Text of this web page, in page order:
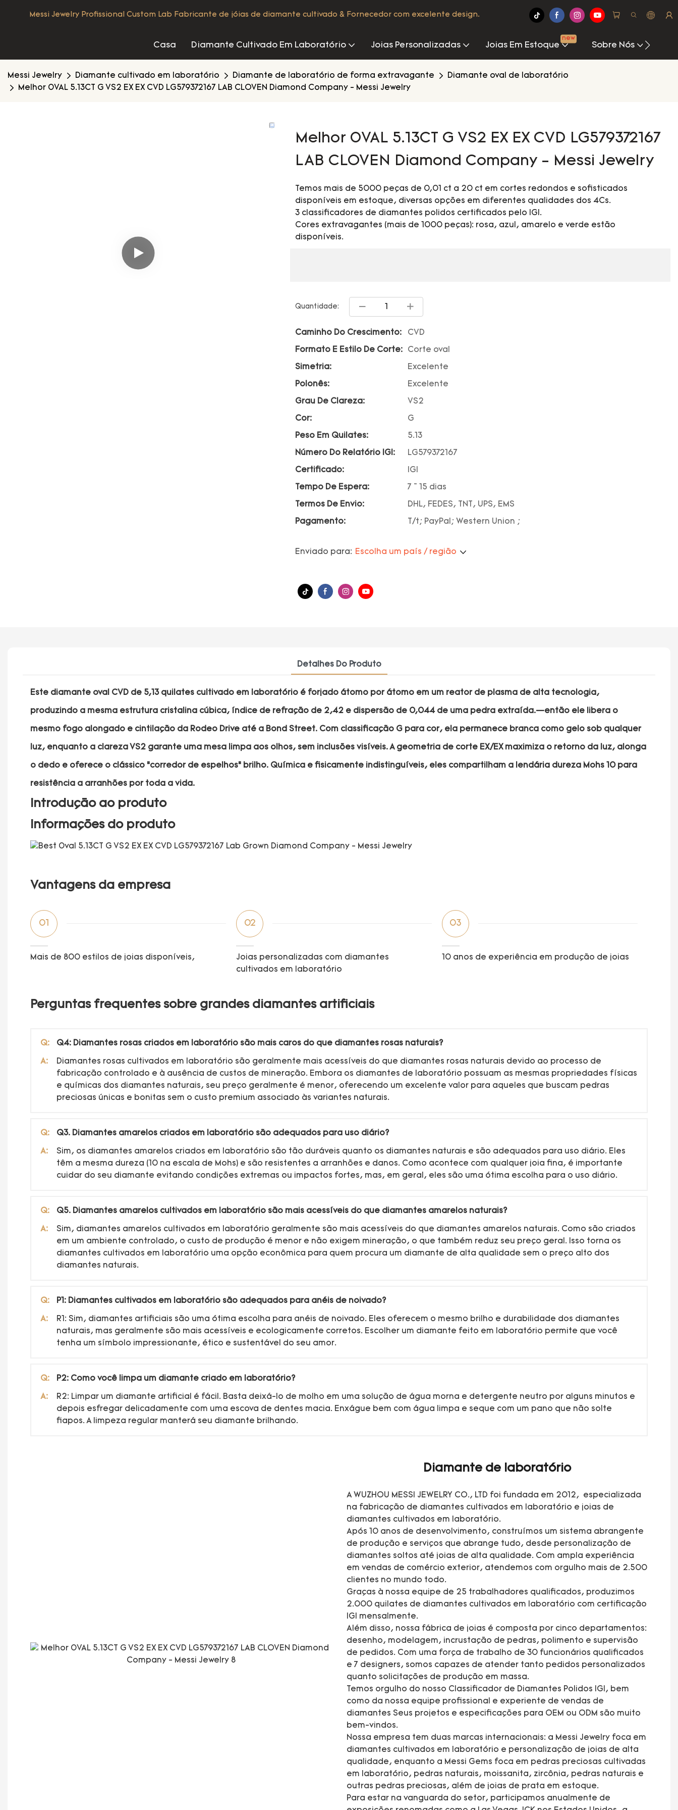
Messi Jewelry Profissional Custom Lab Fabricante de jóias de diamante cultivado & Fornecedor com excelente design.
Casa Diamante Cultivado Em Laboratório Joias Personalizadas Joias Em Estoque
new
Sobre Nós
Messi Jewelry Diamante cultivado em laboratório Diamante de laboratório de forma extravagante
Diamante oval de laboratório
Melhor 0VAL 5.13CT G VS2 EX EX CVD LG579372167 LAB CLOVEN Diamond Company - Messi Jewelry
Melhor 0VAL 5.13CT G VS2 EX EX CVD LG579372167
LAB CLOVEN Diamond Company - Messi Jewelry
Temos mais de 5000 peças de 0,01 ct a 20 ct em cortes redondos e sofisticados
disponíveis em estoque, diversas opções em diferentes qualidades dos 4Cs.
3 classificadores de diamantes polidos certificados pelo IGI.
Cores extravagantes (mais de 1000 peças): rosa, azul, amarelo e verde estão
disponíveis.
Quantidade:
Caminho Do Crescimento: CVD
Formato E Estilo De Corte: Corte oval
Simetria: Excelente
Polonês: Excelente
Grau De Clareza: VS2
Cor: G
Peso Em Quilates: 5.13
Número Do Relatório IGI: LG579372167
Certificado: IGI
Tempo De Espera: 7 ~ 15 dias
Termos De Envio: DHL, FEDES, TNT, UPS, EMS
Pagamento: T/t; PayPal; Western Union ;
Enviado para: Escolha um país / região
Detalhes Do Produto
Este diamante oval CVD de 5,13 quilates cultivado em laboratório é forjado átomo por átomo em um reator de plasma de alta tecnologia,
produzindo a mesma estrutura cristalina cúbica, índice de refração de 2,42 e dispersão de 0,044 de uma pedra extraída.—então ele libera o
mesmo fogo alongado e cintilação da Rodeo Drive até a Bond Street. Com classificação G para cor, ela permanece branca como gelo sob qualquer
luz, enquanto a clareza VS2 garante uma mesa limpa aos olhos, sem inclusões visíveis. A geometria de corte EX/EX maximiza o retorno da luz, alonga
o dedo e oferece o clássico “corredor de espelhos” brilho. Química e fisicamente indistinguíveis, eles compartilham a lendária dureza Mohs 10 para
resistência a arranhões por toda a vida.
Introdução ao produto
Informações do produto
Vantagens da empresa
01
Mais de 800 estilos de joias disponíveis,
02
Joias personalizadas com diamantes
cultivados em laboratório
03
10 anos de experiência em produção de joias
Perguntas frequentes sobre grandes diamantes artificiais
Q: Q4: Diamantes rosas criados em laboratório são mais caros do que diamantes rosas naturais?
A:
Diamantes rosas cultivados em laboratório são geralmente mais acessíveis do que diamantes rosas naturais devido ao processo de
fabricação controlado e à ausência de custos de mineração. Embora os diamantes de laboratório possuam as mesmas propriedades físicas
e químicas dos diamantes naturais, seu preço geralmente é menor, oferecendo um excelente valor para aqueles que buscam pedras
preciosas únicas e bonitas sem o custo premium associado às variantes naturais.
Q: Q3. Diamantes amarelos criados em laboratório são adequados para uso diário?
A:
Sim, os diamantes amarelos criados em laboratório são tão duráveis ​​quanto os diamantes naturais e são adequados para uso diário. Eles
têm a mesma dureza (10 na escala de Mohs) e são resistentes a arranhões e danos. Como acontece com qualquer joia fina, é importante
cuidar do seu diamante evitando condições extremas ou impactos fortes, mas, em geral, eles são uma ótima escolha para o uso diário.
Q: Q5. Diamantes amarelos cultivados em laboratório são mais acessíveis do que diamantes amarelos naturais?
A:
Sim, diamantes amarelos cultivados em laboratório geralmente são mais acessíveis do que diamantes amarelos naturais. Como são criados
em um ambiente controlado, o custo de produção é menor e não exigem mineração, o que também reduz seu preço geral. Isso torna os
diamantes cultivados em laboratório uma opção econômica para quem procura um diamante de alta qualidade sem o preço alto dos
diamantes naturais.
Q: P1: Diamantes cultivados em laboratório são adequados para anéis de noivado?
A:
R1: Sim, diamantes artificiais são uma ótima escolha para anéis de noivado. Eles oferecem o mesmo brilho e durabilidade dos diamantes
naturais, mas geralmente são mais acessíveis e ecologicamente corretos. Escolher um diamante feito em laboratório permite que você
tenha um símbolo impressionante, ético e sustentável do seu amor.
Q: P2: Como você limpa um diamante criado em laboratório?
A:
R2: Limpar um diamante artificial é fácil. Basta deixá-lo de molho em uma solução de água morna e detergente neutro por alguns minutos e
depois esfregar delicadamente com uma escova de dentes macia. Enxágue bem com água limpa e seque com um pano que não solte
fiapos. A limpeza regular manterá seu diamante brilhando.
Diamante de laboratório
A WUZHOU MESSI JEWELRY CO., LTD foi fundada em 2012, especializada
na fabricação de diamantes cultivados em laboratório e joias de
diamantes cultivados em laboratório.
Após 10 anos de desenvolvimento, construímos um sistema abrangente
de produção e serviços que abrange tudo, desde personalização de
diamantes soltos até joias de alta qualidade. Com ampla experiência
em vendas de comércio exterior, atendemos com orgulho mais de 2.500
clientes no mundo todo.
Graças à nossa equipe de 25 trabalhadores qualificados, produzimos
2.000 quilates de diamantes cultivados em laboratório com certificação
IGI mensalmente.
Além disso, nossa fábrica de joias é composta por cinco departamentos:
desenho, modelagem, incrustação de pedras, polimento e supervisão
de pedidos. Com uma força de trabalho de 30 funcionários qualificados
e 7 designers, somos capazes de atender tanto pedidos personalizados
quanto solicitações de produção em massa.
Temos orgulho do nosso Classificador de Diamantes Polidos IGI, bem
como da nossa equipe profissional e experiente de vendas de
diamantes Seus projetos e especificações para OEM ou ODM são muito
bem-vindos.
Nossa empresa tem duas marcas internacionais: a Messi Jewelry foca em
diamantes cultivados em laboratório e personalização de joias de alta
qualidade, enquanto a Messi Gems foca em pedras preciosas cultivadas
em laboratório, pedras naturais, moissanita, zircônia, pedras naturais e
outras pedras preciosas, além de joias de prata em estoque.
Para estar na vanguarda do setor, participamos anualmente de